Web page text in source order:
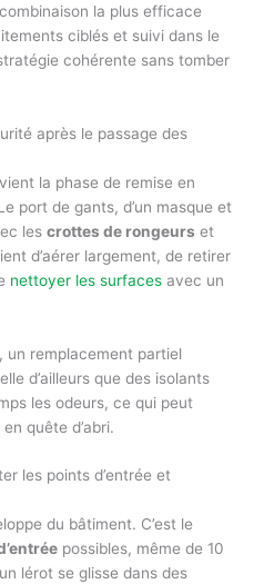
la plus efficace
ciblés et suivi dans le
cohérente sans tomber
après le passage des
la phase de remise en
port de gants, d’un masque et
les crottes de rongeurs et
d’aérer largement, de retirer
nettoyer les surfaces avec un
un remplacement partiel
d’ailleurs que des isolants
les odeurs, ce qui peut
quête d’abri.
les points d’entrée et
du bâtiment. C’est le
possibles, même de 10
lérot se glisse dans des